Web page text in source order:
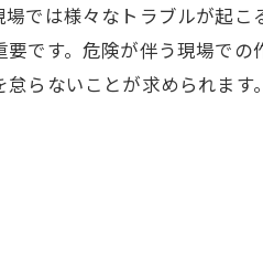
では様々なトラブルが起
です。危険が伴う現場で
らないことが求められま